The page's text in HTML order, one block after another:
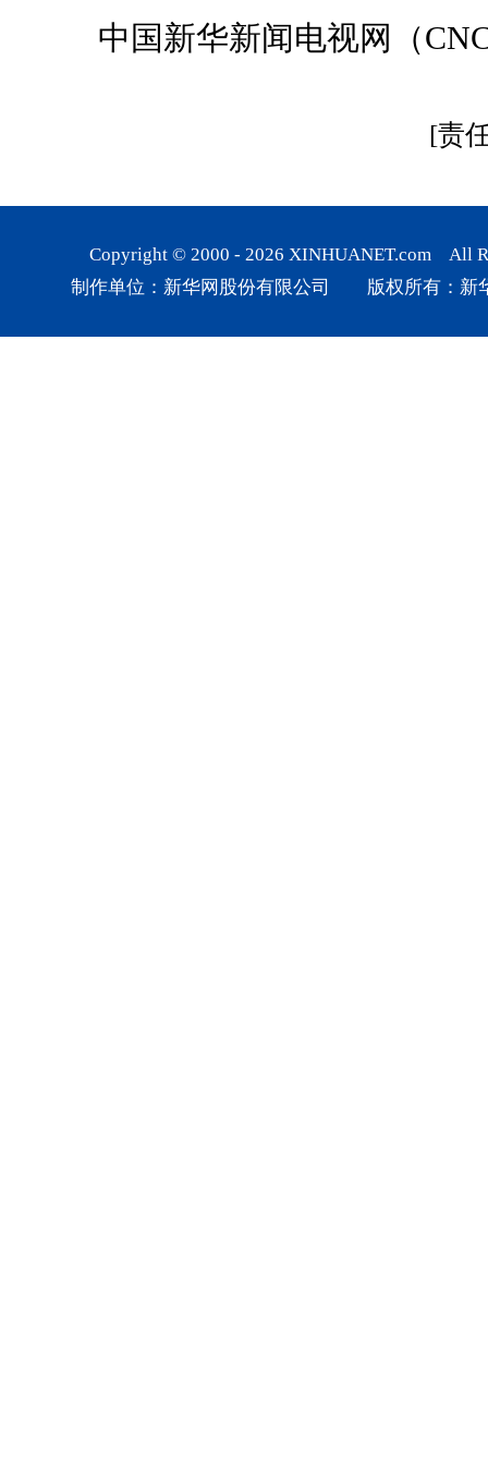
中国新华新闻电视网（
[责
Copyright © 2000 - 2026 XINHUANET.com All
制作单位：新华网股份有限公司 版权所有：新